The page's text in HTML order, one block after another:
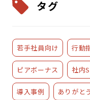
タグ
若手社員向け 行動
ピアボーナス 社内
導入事例 ありがと